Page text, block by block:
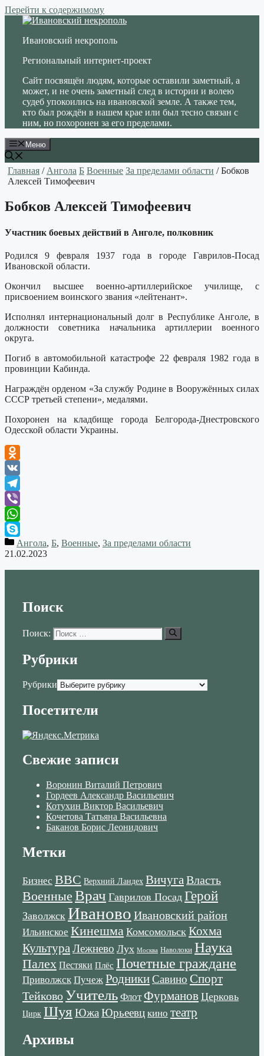
Перейти к содержимому
Ивановский некрополь
Региональный интернет-проект
Сайт посвящён людям, которые оставили заметный, а
может, и не очень заметный след в истории и волею
судеб упокоились на ивановской земле. А также тем,
кто был рождён в нашем крае или был тесно связан с
ним, но похоронен за его пределами.
Меню
Главная / Ангола Б Военные За пределами области / Бобков
Алексей Тимофеевич
Бобков Алексей Тимофеевич
Участник боевых действий в Анголе, полковник
Родился 9 февраля 1937 года в городе Гаврилов-Посад
Ивановской области.
Окончил высшее военно-артиллерийское училище, с
присвоением воинского звания «лейтенант».
Исполнял интернациональный долг в Республике Анголе, в
должности советника начальника артиллерии военного
округа.
Погиб в автомобильной катастрофе 22 февраля 1982 года в
провинции Кабинда.
Награждён орденом «За службу Родине в Вооружённых силах
СССР третьей степени», медалями.
Похоронен на кладбище города Белгорода‑Днестровского
Одесской области Украины.
Odnoklassniki
VK
Telegram
Viber
WhatsApp
SkypeАнгола, Б, Военные, За пределами области
21.02.2023
Поиск
Поиск:
Рубрики
Рубрики
Посетители
Свежие записи
Воронин Виталий Петрович
Гордеев Александр Васильевич
Котухин Виктор Васильевич
Кочетова Татьяна Васильевна
Баканов Борис Леонидович
Метки
Бизнес ВВС Верхний Ландех ВичугаВласть
Военные Врач Гаврилов Посад Герой
Заволжск Иваново Ивановский район
Ильинское Кинешма Комсомольск Кохма
Культура Лежнево Лух Москва Наволоки Наука
Палех Пестяки Плёс Почетные граждане
Приволжск Пучеж РодникиСавино Спорт
ТейковоУчитель Флот Фурманов Церковь
Цирк Шуя Южа Юрьеевц кино театр
Архивы